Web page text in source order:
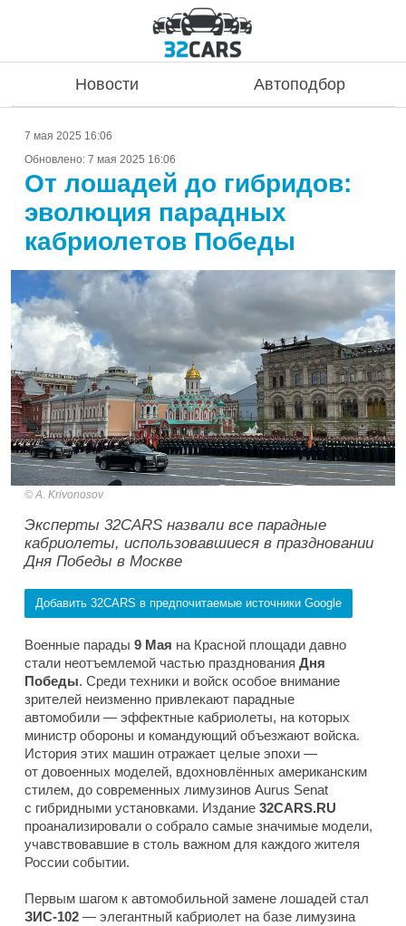
Новости Автоподбор
7 мая 2025 16:06
Обновлено: 7 мая 2025 16:06
От лошадей до гибридов:
эволюция парадных
кабриолетов Победы
A. Krivonosov
Эксперты 32CARS назвали все парадные
кабриолеты, использовавшиеся в праздновании
Дня Победы в Москве
Добавить 32CARS в предпочитаемые источники Google
Военные парады 9 Мая на Красной площади давно
стали неотъемлемой частью празднования Дня
Победы. Среди техники и войск особое внимание
зрителей неизменно привлекают парадные
автомобили — эффектные кабриолеты, на которых
министр обороны и командующий объезжают войска.
История этих машин отражает целые эпохи —
от довоенных моделей, вдохновлённых американским
стилем, до современных лимузинов Aurus Senat
с гибридными установками. Издание 32CARS.RU
проанализировали о собрало самые значимые модели,
учавствовавшие в столь важном для каждого жителя
России событии.
Первым шагом к автомобильной замене лошадей стал
ЗИС-102 — элегантный кабриолет на базе лимузина